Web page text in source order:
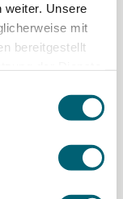
weiter. Unsere
mit
bereitgestellt
zur